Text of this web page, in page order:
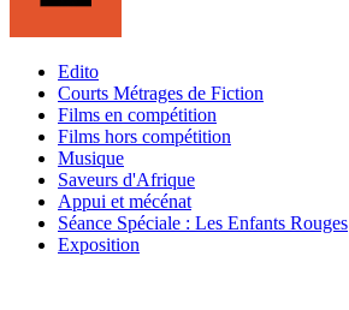
Edito
Courts Métrages de Fiction
Films en compétition
Films hors compétition
Musique
Saveurs d'Afrique
Appui et mécénat
Séance Spéciale : Les Enfants Rouges
Exposition